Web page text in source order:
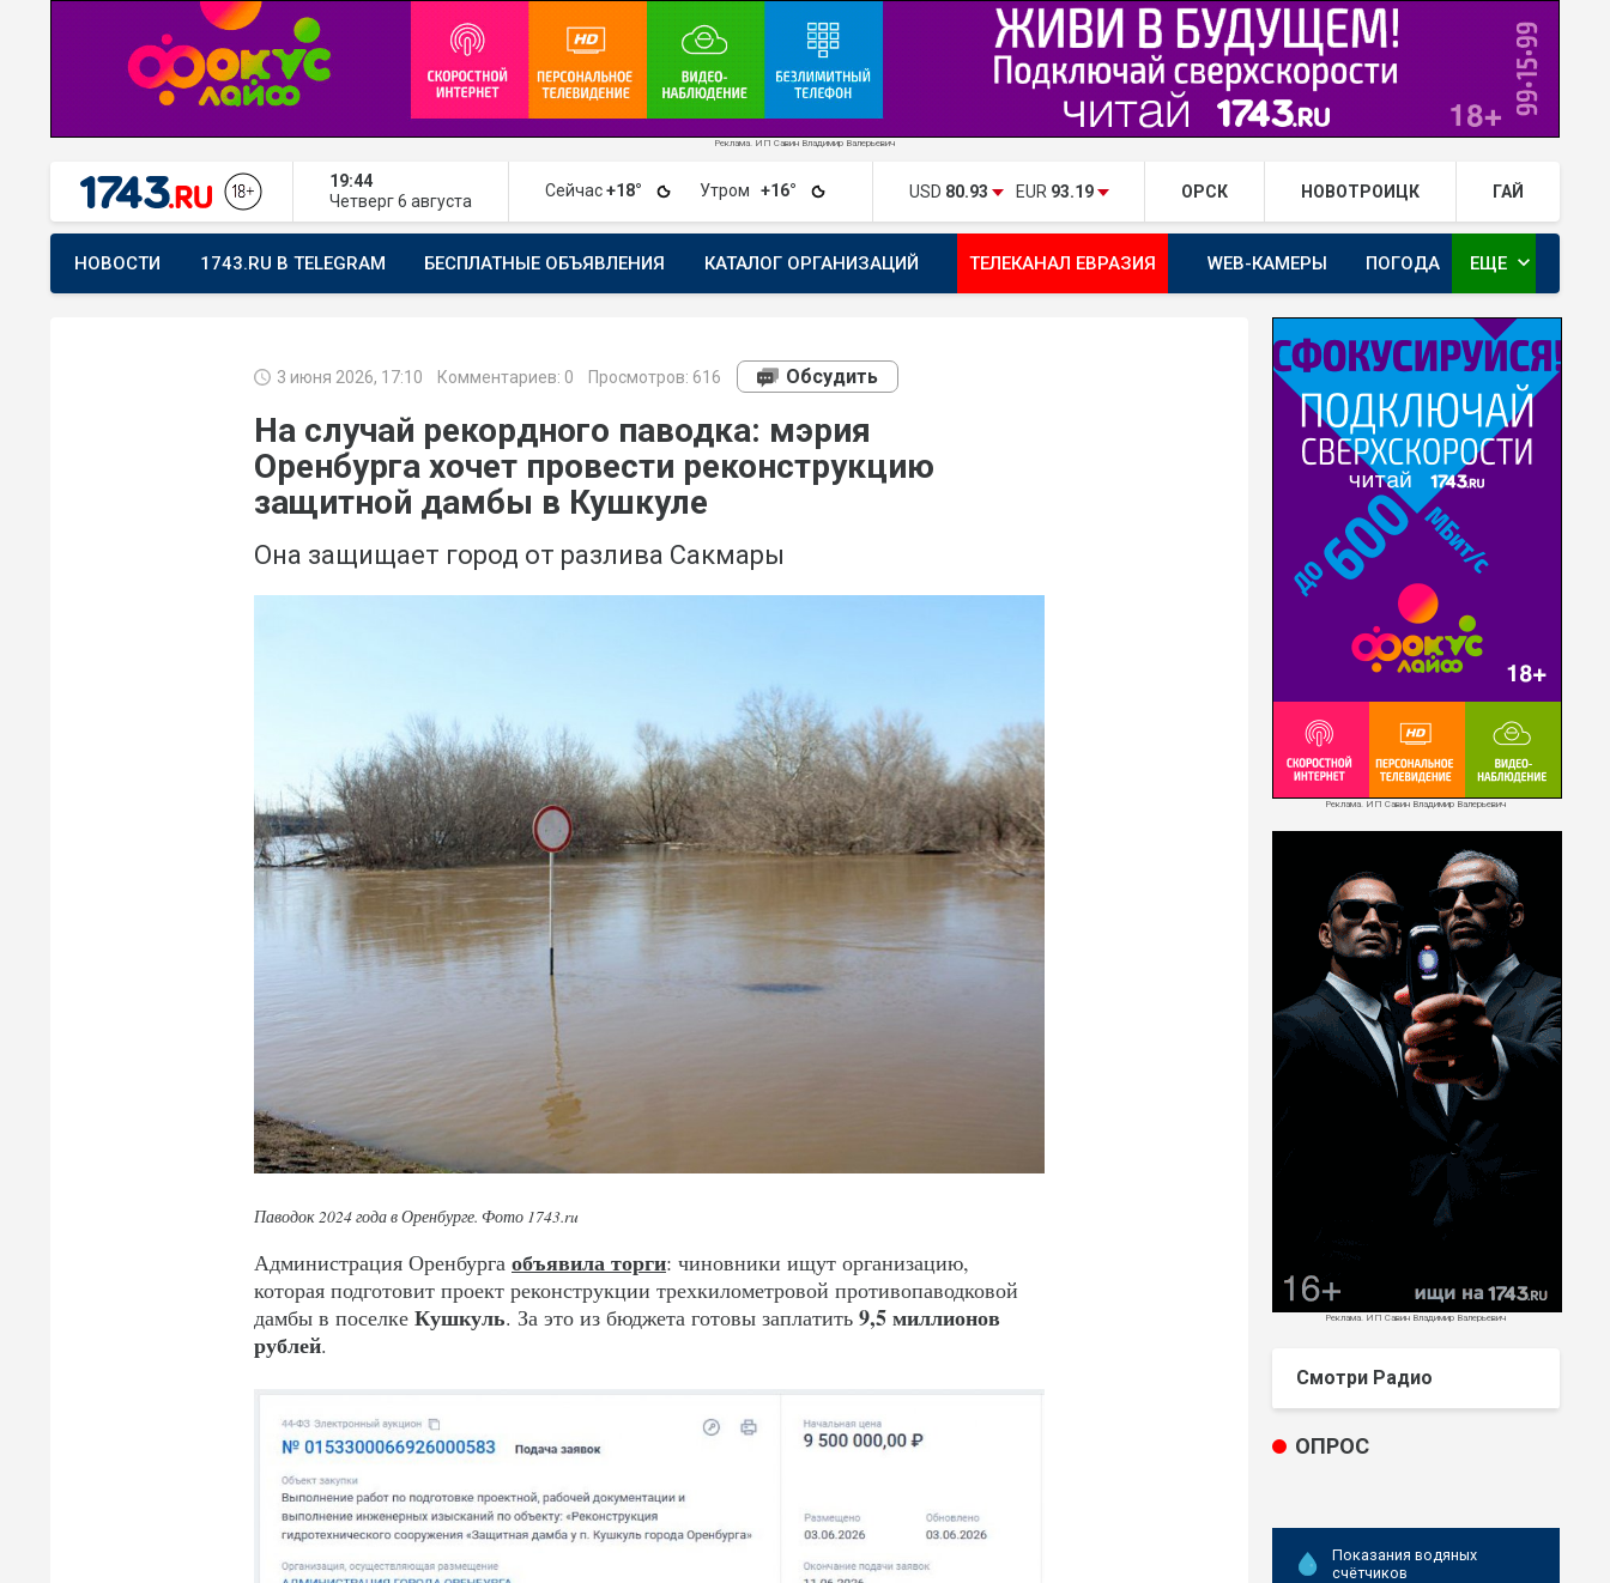
Реклама. ИП Савин Владимир Валерьевич
19:44
Четверг 6 августа
Сейчас+18° Утром +16° USD 80.93 EUR 93.19 ОРСК НОВОТРОИЦК ГАЙ
НОВОСТИ 1743.RU В TELEGRAM БЕСПЛАТНЫЕ ОБЪЯВЛЕНИЯ КАТАЛОГ ОРГАНИЗАЦИЙ ТЕЛЕКАНАЛ ЕВРАЗИЯ WEB-КАМЕРЫ ПОГОДА
ОРЕНБУРГ - ГЕРОИ РЯДОМ С НАМИ
ЕЩЕ expand_more
3 июня 2026, 17:10 Комментариев: 0 Просмотров: 616 Обсудить
На случай рекордного паводка: мэрия
Оренбурга хочет провести реконструкцию
защитной дамбы в Кушкуле
Она защищает город от разлива Сакмары
Паводок 2024 года в Оренбурге. Фото 1743.ru
Администрация Оренбурга объявила торги: чиновники ищут организацию,
которая подготовит проект реконструкции трехкилометровой противопаводковой
дамбы в поселке Кушкуль. За это из бюджета готовы заплатить 9,5 миллионов
рублей.
Реклама. ИП Савин Владимир Валерьевич
Реклама. ИП Савин Владимир Валерьевич
Смотри Радио
ОПРОС
Показания водяных
счётчиков